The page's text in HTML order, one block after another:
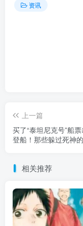
资讯
上一篇
买了“泰坦尼克号”船
登船！那些躲过死神
相关推荐